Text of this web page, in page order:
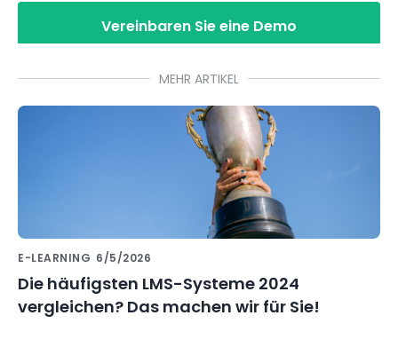
Vereinbaren Sie eine Demo
MEHR ARTIKEL
E-LEARNING 6/5/2026
Die häufigsten LMS-Systeme 2024
vergleichen? Das machen wir für Sie!